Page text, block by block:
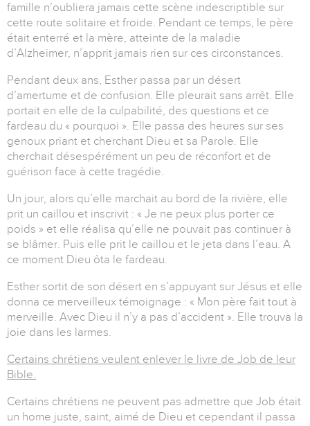
famille n’oubliera jamais cette scène indescriptible sur
cette route solitaire et froide. Pendant ce temps, le père
était enterré et la mère, atteinte de la maladie
d’Alzheimer, n’apprit jamais rien sur ces circonstances.
Pendant deux ans, Esther passa par un désert
d’amertume et de confusion. Elle pleurait sans arrêt. Elle
portait en elle de la culpabilité, des questions et ce
fardeau du « pourquoi ». Elle passa des heures sur ses
genoux priant et cherchant Dieu et sa Parole. Elle
cherchait désespérément un peu de réconfort et de
guérison face à cette tragédie.
Un jour, alors qu’elle marchait au bord de la rivière, elle
prit un caillou et inscrivit : « Je ne peux plus porter ce
poids » et elle réalisa qu’elle ne pouvait pas continuer à
se blâmer. Puis elle prit le caillou et le jeta dans l’eau. A
ce moment Dieu ôta le fardeau.
Esther sortit de son désert en s’appuyant sur Jésus et elle
donna ce merveilleux témoignage : « Mon père fait tout à
merveille. Avec Dieu il n’y a pas d’accident ». Elle trouva la
joie dans les larmes.
Certains chrétiens veulent enlever le livre de Job de leur
Bible.
Certains chrétiens ne peuvent pas admettre que Job était
un home juste, saint, aimé de Dieu et cependant il passa